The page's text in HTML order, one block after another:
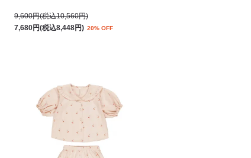
9,600円(税込10,560円)
7,680円(税込8,448円) 20% OFF